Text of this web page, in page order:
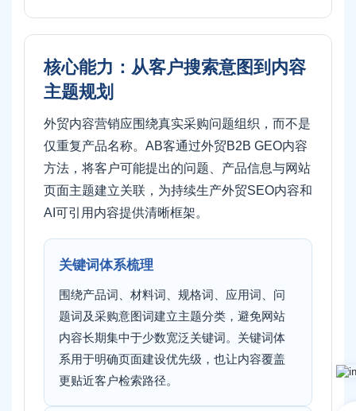
核心能力：从客户搜索意图到内容
主题规划
外贸内容营销应围绕真实采购问题组织，而不是
仅重复产品名称。AB客通过外贸B2B GEO内容
方法，将客户可能提出的问题、产品信息与网站
页面主题建立关联，为持续生产外贸SEO内容和
AI可引用内容提供清晰框架。
关键词体系梳理
围绕产品词、材料词、规格词、应用词、问
题词及采购意图词建立主题分类，避免网站
内容长期集中于少数宽泛关键词。关键词体
系用于明确页面建设优先级，也让内容覆盖
更贴近客户检索路径。